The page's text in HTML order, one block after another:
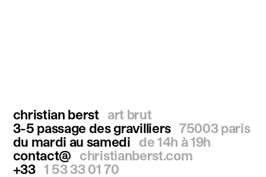
christian berst
art brut
3-5 passage des gravilliers 75003 paris
du mardi au samedi
de 14h à 19h
contact@
christianberst.com
+33 1 53 33 01 70